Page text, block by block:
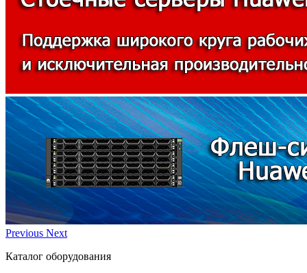
Previous Next
Каталог оборудования